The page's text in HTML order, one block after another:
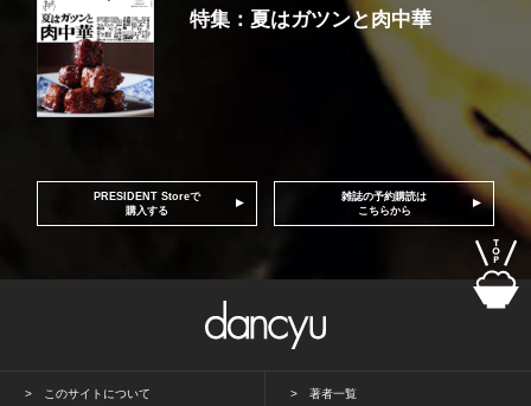
特集：夏はガツンと肉中華
PRESIDENT Storeで
購入する
雑誌の予約購読は
こちらから
このサイトについて 著者一覧